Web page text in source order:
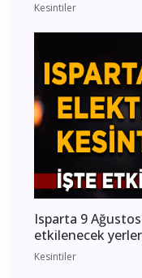
Kesintiler
Isparta 9
etkilenecek yerler
Kesintiler